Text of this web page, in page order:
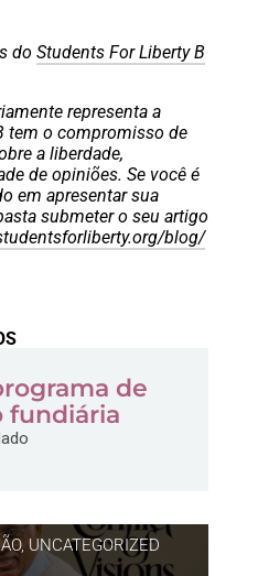
do Students For Liberty B
representa a
tem o compromisso de
a liberdade,
de opiniões. Se você é
em apresentar sua
submeter o seu artigo
blog/
de
fundiária
, UNCATEGORIZED